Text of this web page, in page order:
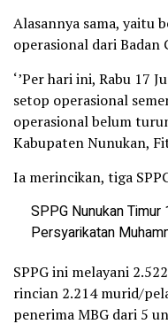
Alasannya sama, yaitu
operasional dari Badan
‘’Per hari ini, Rabu 17
setop operasional
operasional belum
Kabupaten Nunukan,
Ia merincikan, tiga
SPPG Nunukan
Persyarikatan
SPPG ini melayani
rincian 2.214 murid/
penerima MBG dari 5